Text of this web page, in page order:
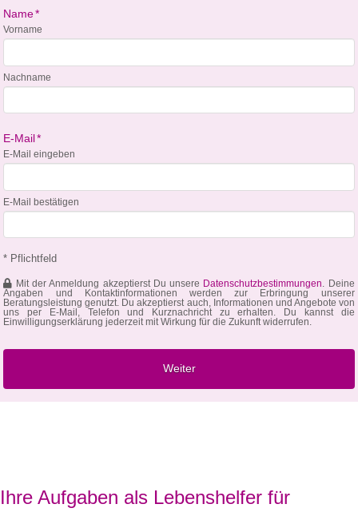
Name*
Vorname
Nachname
E-Mail*
E-Mail eingeben
E-Mail bestätigen
* Pflichtfeld
Mit der Anmeldung akzeptierst Du unsere Datenschutzbestimmungen. Deine
Angaben und Kontaktinformationen werden zur Erbringung unserer
Beratungsleistung genutzt. Du akzeptierst auch, Informationen und Angebote von
uns per E-Mail, Telefon und Kurznachricht zu erhalten. Du kannst die
Einwilligungserklärung jederzeit mit Wirkung für die Zukunft widerrufen.
Ihre Aufgaben als Lebenshelfer für